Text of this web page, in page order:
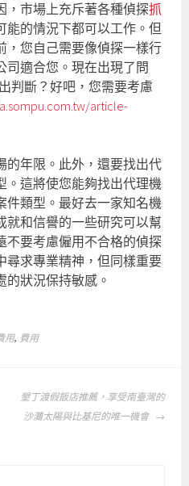
市場上充斥著各種偵探抓
能的情況下都可以工作。但
，您自己需要像偵探一樣行
司適合您。現在出現了問
判斷？好吧，您需要考慮
article-
的年限。此外，還要找出代
。這將使您能夠找出代理機
件類型。最好去一家知名機
就和信譽的一些研究可以幫
不要考慮僱用不合格的偵探
尋求專業精神，但同樣重要
的狀況保持敏感。
用, 費用
墾丁渡假飯店推薦，享受南臺灣的
沙灘太陽與比基尼的唯一機會